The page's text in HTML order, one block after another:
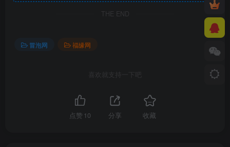
THE END
冒泡网 福缘网
喜欢就支持一下吧
点赞 10 分享 收藏